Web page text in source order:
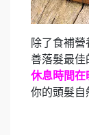
除了食補
善落髮最佳
休息時間在
你的頭髮自